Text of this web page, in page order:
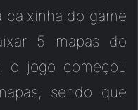
caixinha do game
5 mapas do
o jogo começou
sendo que